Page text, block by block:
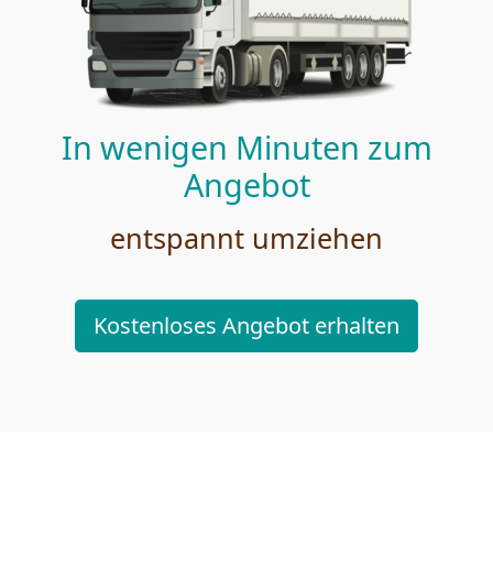
In wenigen Minuten zum
Angebot
entspannt umziehen
Kostenloses Angebot erhalten